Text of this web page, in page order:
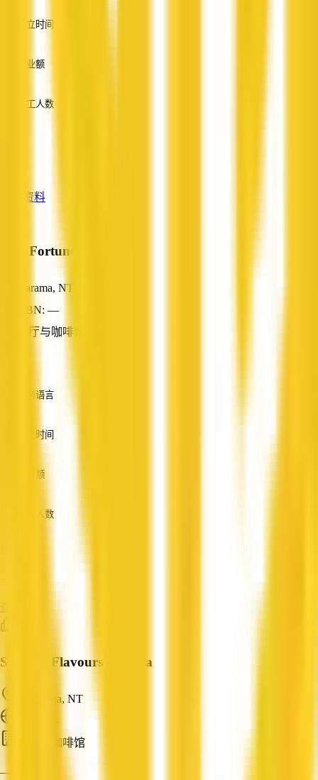
成立时间
营业额
员工人数
查看资料
New Fortune Palace
Karama, NT
ABN: —
餐厅与咖啡馆
服务语言
成立时间
营业额
员工人数
Shriya's Flavours of India
Areyonga, NT
ABN: —
餐厅与咖啡馆
—